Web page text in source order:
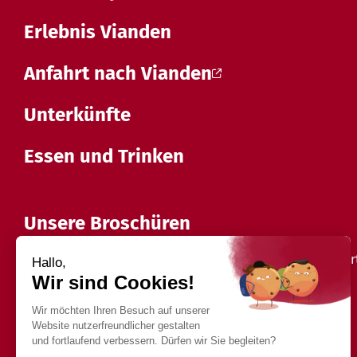
Erlebnis Vianden
Anfahrt nach Vianden
Unterkünfte
Essen und Trinken
Unsere Broschüren
Sie möchten während Ihres Aufenthalts in vianden
Entdecken Sie alle unsere Broschüren.